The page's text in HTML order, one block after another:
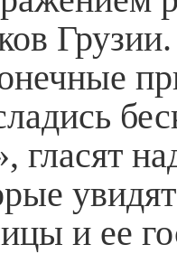
гласят
и ее